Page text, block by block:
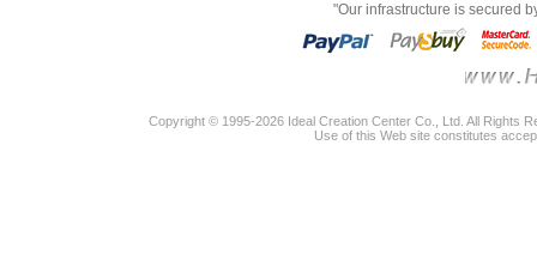
"Our infrastructure is secured
Copyright © 1995-2026 Ideal Creation Center Co., Ltd. All Rights
Use of this Web site constitutes